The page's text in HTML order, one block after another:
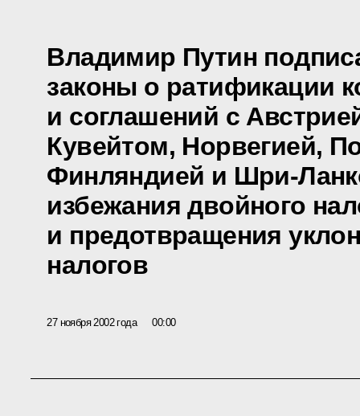
Владимир Путин
законы о ратификации
и соглашений с
Кувейтом, Норвегией,
Финляндией и Шри-
избежания двойного
и предотвращения
налогов
27 ноября 2002 года 00:00